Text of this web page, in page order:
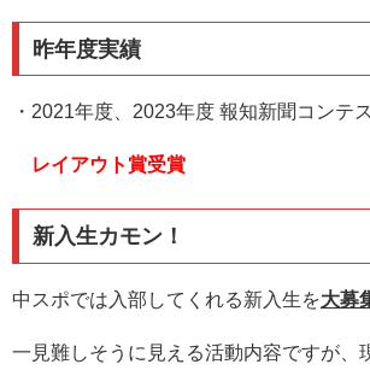
昨年度実績
・2021年度、2023年度 報知新聞コンテ
レイアウト賞受賞
新入生カモン！
中スポでは入部してくれる新入生を大募
一見難しそうに見える活動内容ですが、